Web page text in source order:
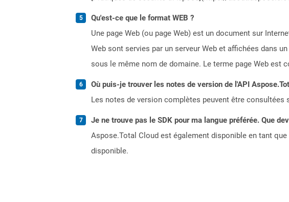
Qu'est-ce que le format WEB ?
Une page Web (ou page Web) est un document sur
Web sont servies par un serveur Web et affichées dans
sous le même nom de domaine. Le terme page Web est
Où puis-je trouver les notes de version de l'API
Les notes de version complètes peuvent être consultées
Je ne trouve pas le SDK pour ma langue préférée. Que
Aspose.Total Cloud est également disponible en tant que
disponible.